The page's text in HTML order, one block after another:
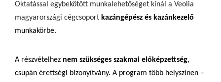
Oktatással egybekötött munkalehetőséget kínál a Veolia
magyarországi cégcsoport kazángépész és kazánkezelő
munkakörbe.
A részvételhez nem szükséges szakmai előképzettség,
csupán érettségi bizonyítvány. A program több helyszínen –